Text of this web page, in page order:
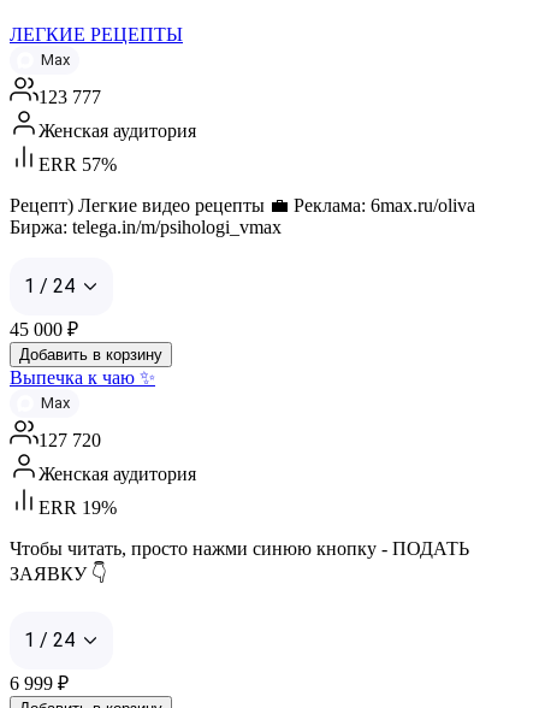
ЛЕГКИЕ РЕЦЕПТЫ
Max
123 777
Женская аудитория
ERR 57%
Рецепт) Легкие видео рецепты 💼 Реклама: 6max.ru/oliva
Биржа: telega.in/m/psihologi_vmax
1 / 24
45 000 ₽
Добавить в корзину
Выпечка к чаю ✨
Max
127 720
Женская аудитория
ERR 19%
Чтобы читать, просто нажми синюю кнопку - ПОДАТЬ
ЗАЯВКУ 👇
1 / 24
6 999 ₽